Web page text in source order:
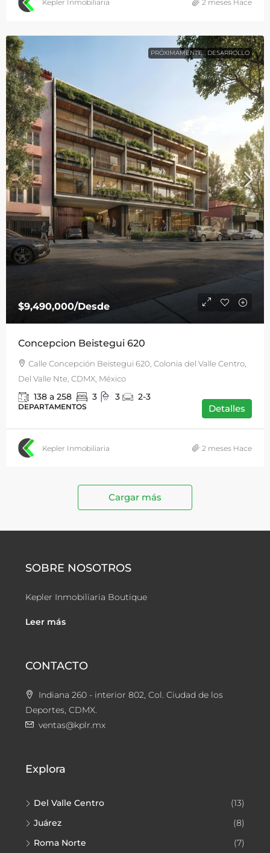
Kepler Inmobiliaria 2 meses Hace
PRÓXIMAMENTE DESARROLLO
$9,490,000/Desde
Concepcion Beistegui 620
Calle Concepción Beistegui 620, Colonia del Valle Centro,
Del Valle Nte, CDMX, México
138 a 258 3 3 2-3
DEPARTAMENTOS Detalles
Kepler Inmobiliaria 2 meses Hace
Cargar más
SOBRE NOSOTROS
Kepler Inmobiliaria Boutique
Leer más
CONTACTO
Indiana 260 - interior 802, Col. Ciudad de los
Deportes, CDMX.
ventas@kplr.mx
Explora
Del Valle Centro
(13)
Juárez
(8)
Roma Norte
(7)